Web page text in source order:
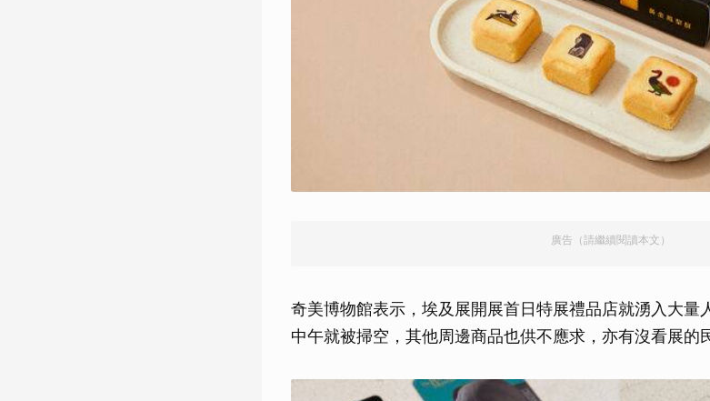
廣告（請繼續閱讀本文）
奇美博物館表示，埃及展開展首日特展禮品店就湧入大量
中午就被掃空，其他周邊商品也供不應求，亦有沒看展的